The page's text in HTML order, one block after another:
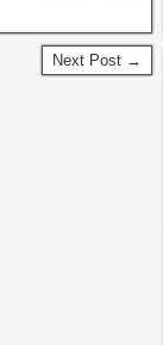
Next Post →